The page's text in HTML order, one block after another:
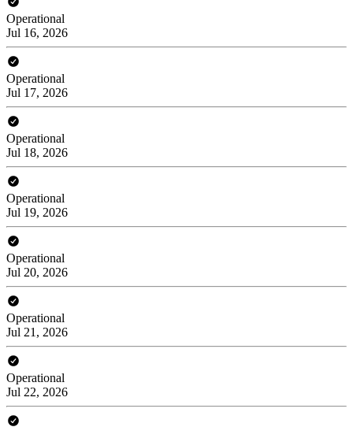
Operational
Jul 16, 2026
Operational
Jul 17, 2026
Operational
Jul 18, 2026
Operational
Jul 19, 2026
Operational
Jul 20, 2026
Operational
Jul 21, 2026
Operational
Jul 22, 2026